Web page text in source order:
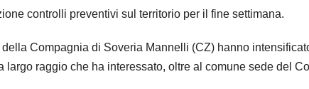
controlli preventivi sul territorio per il fine settimana.
Compagnia di Soveria Mannelli (CZ) hanno
largo raggio che ha interessato, oltre al comune sede del